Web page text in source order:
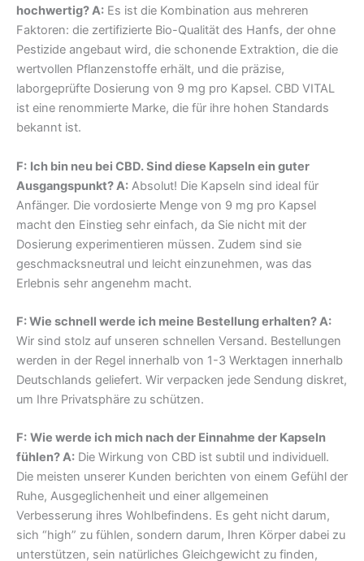
hochwertig? A: Es ist die Kombination aus mehreren
Faktoren: die zertifizierte Bio-Qualität des Hanfs, der ohne
Pestizide angebaut wird, die schonende Extraktion, die die
wertvollen Pflanzenstoffe erhält, und die präzise,
laborgeprüfte Dosierung von 9 mg pro Kapsel. CBD VITAL
ist eine renommierte Marke, die für ihre hohen Standards
bekannt ist.
F: Ich bin neu bei CBD. Sind diese Kapseln ein guter
Ausgangspunkt? A: Absolut! Die Kapseln sind ideal für
Anfänger. Die vordosierte Menge von 9 mg pro Kapsel
macht den Einstieg sehr einfach, da Sie nicht mit der
Dosierung experimentieren müssen. Zudem sind sie
geschmacksneutral und leicht einzunehmen, was das
Erlebnis sehr angenehm macht.
F: Wie schnell werde ich meine Bestellung erhalten? A:
Wir sind stolz auf unseren schnellen Versand. Bestellungen
werden in der Regel innerhalb von 1-3 Werktagen innerhalb
Deutschlands geliefert. Wir verpacken jede Sendung diskret,
um Ihre Privatsphäre zu schützen.
F: Wie werde ich mich nach der Einnahme der Kapseln
fühlen? A: Die Wirkung von CBD ist subtil und individuell.
Die meisten unserer Kunden berichten von einem Gefühl der
Ruhe, Ausgeglichenheit und einer allgemeinen
Verbesserung ihres Wohlbefindens. Es geht nicht darum,
sich “high” zu fühlen, sondern darum, Ihren Körper dabei zu
unterstützen, sein natürliches Gleichgewicht zu finden,